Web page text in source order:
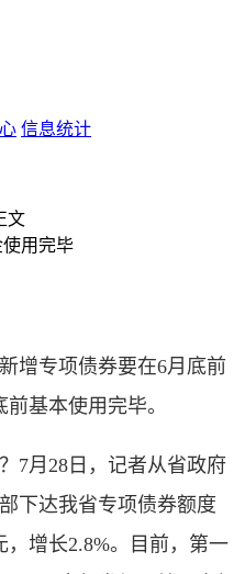
信息统计
文
用完毕
专项债券要在6月底前
基本使用完毕。
月28日，记者从省政府
下达我省专项债券额度
，增长2.8%。目前，第一